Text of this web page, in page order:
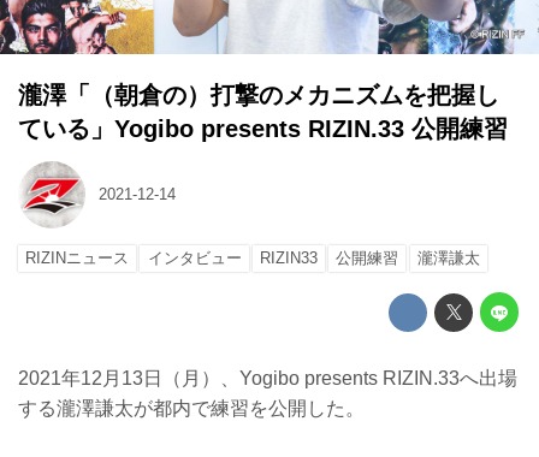
瀧澤「（朝倉の）打撃のメカニズムを把握し
ている」Yogibo presents RIZIN.33 公開練習
2021-12-14
RIZINニュース インタビュー RIZIN33 公開練習 瀧澤謙太
2021年12月13日（月）、Yogibo presents RIZIN.33へ出場
する瀧澤謙太が都内で練習を公開した。